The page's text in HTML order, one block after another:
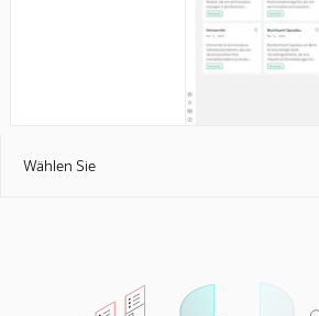
Wählen Sie